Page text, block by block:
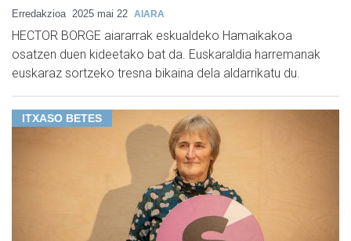
Erredakzioa 2025 mai 22 AIARA
HECTOR BORGE aiararrak eskualdeko Hamaikakoa
osatzen duen kideetako bat da. Euskaraldia harremanak
euskaraz sortzeko tresna bikaina dela aldarrikatu du.
ITXASO BETES